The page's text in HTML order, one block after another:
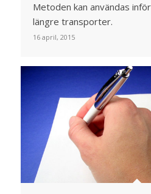
Metoden kan användas
längre transporter.
16 april, 2015